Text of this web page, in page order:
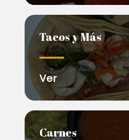
Tacos y Más
Ver
Carnes